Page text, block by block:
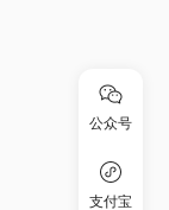
公众号
支付宝